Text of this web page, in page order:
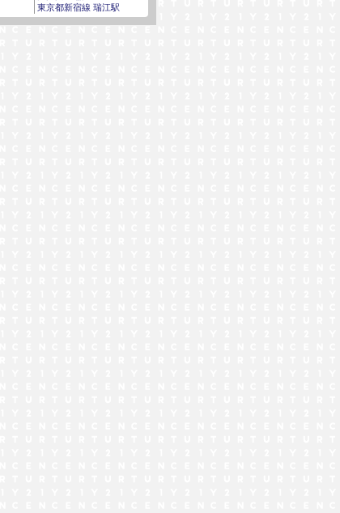
東京都新宿線 瑞江駅